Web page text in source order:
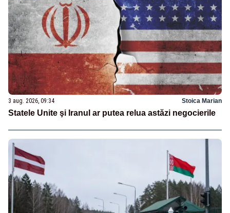
3 aug. 2026, 09:34 Stoica Marian
Statele Unite şi Iranul ar putea relua astăzi negocierile